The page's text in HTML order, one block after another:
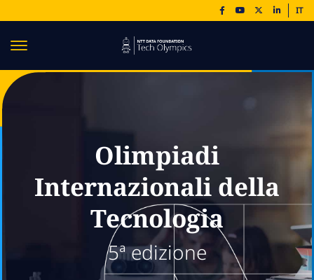
IT
Olimpiadi
Internazionali della
Tecnologia
5ª edizione